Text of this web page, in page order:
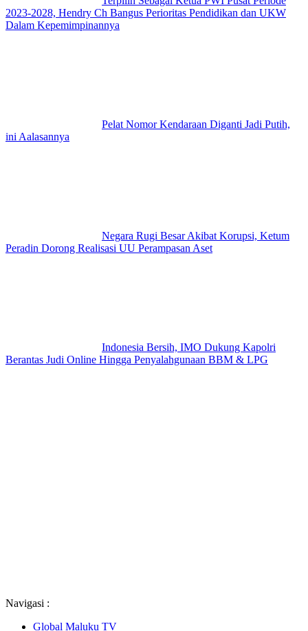
2023-2028, Hendry Ch Bangus Perioritas Pendidikan dan UKW
Dalam Kepemimpinannya
Pelat Nomor Kendaraan Diganti Jadi Putih,
ini Aalasannya
Negara Rugi Besar Akibat Korupsi, Ketum
Peradin Dorong Realisasi UU Perampasan Aset
Indonesia Bersih, IMO Dukung Kapolri
Berantas Judi Online Hingga Penyalahgunaan BBM & LPG
Navigasi :
Global Maluku TV